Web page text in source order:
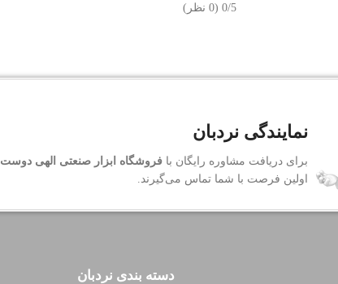
‫0/5 ‫(0 نظر)
نمایندگی نردبان
برای دریافت مشاوره رایگان با فروشگاه ابزار صنعتی الهی دوست
اولین فرصت با شما تماس می‌گیرند.
دسته بندی نردبان